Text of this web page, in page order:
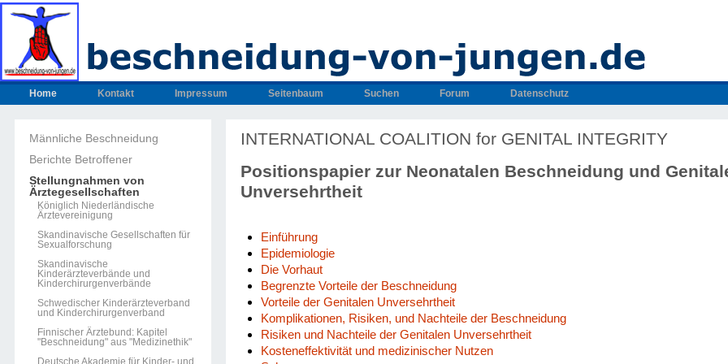
Home Kontakt Impressum Seitenbaum Suchen Forum Datenschutz
Männliche Beschneidung
Berichte Betroffener
Stellungnahmen von
Ärztegesellschaften
Königlich Niederländische
Ärztevereinigung
Skandinavische Gesellschaften für
Sexualforschung
Skandinavische
Kinderärzteverbände und
Kinderchirurgenverbände
Schwedischer Kinderärzteverband
und Kinderchirurgenverband
Finnischer Ärztebund: Kapitel
"Beschneidung" aus "Medizinethik"
Deutsche Akademie für Kinder- und
INTERNATIONAL COALITION for GENITAL INTEGRITY
Positionspapier zur Neonatalen Beschneidung und
Unversehrtheit
Einführung
Epidemiologie
Die Vorhaut
Begrenzte Vorteile der Beschneidung
Vorteile der Genitalen Unversehrtheit
Komplikationen, Risiken, und Nachteile der Beschneidung
Risiken und Nachteile der Genitalen Unversehrtheit
Kosteneffektivität und medizinischer Nutzen